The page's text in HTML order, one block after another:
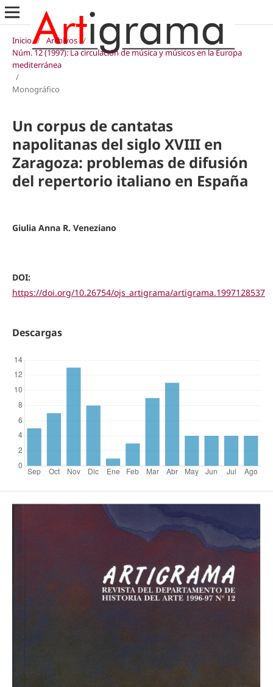
Inicio / Archivos /
Núm. 12 (1997): La circulación de música y músicos en la Europa
mediterránea
/
Monográfico
Un corpus de cantatas
napolitanas del siglo XVIII en
Zaragoza: problemas de difusión
del repertorio italiano en España
Giulia Anna R. Veneziano
DOI:
https://doi.org/10.26754/ojs_artigrama/artigrama.1997128537
Descargas